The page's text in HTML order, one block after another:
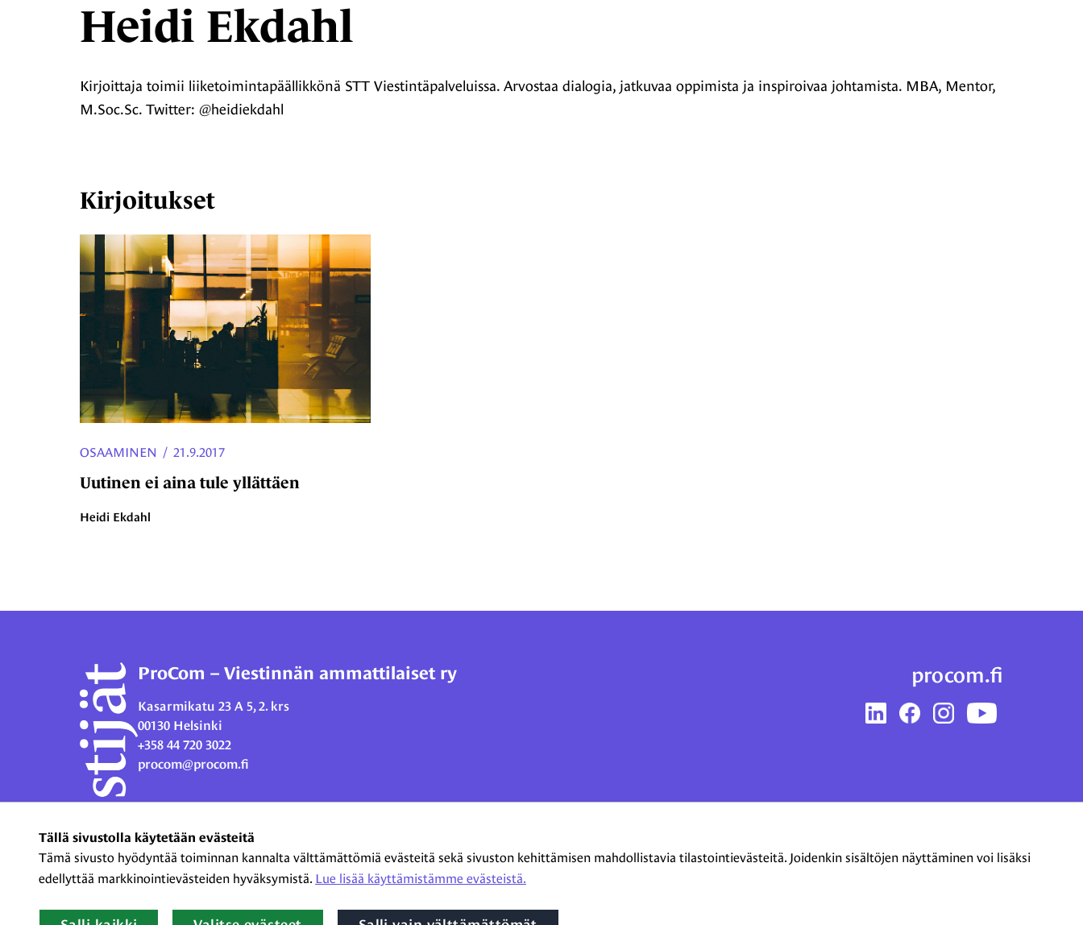
Tällä sivustolla käytetään evästeitä
Tämä sivusto hyödyntää toiminnan kannalta välttämättömiä evästeitä sekä sivuston kehittämisen mahdollistavia tilastointievästeitä. Joidenkin sisältöjen näyttäminen voi lisäksi
edellyttää markkinointievästeiden hyväksymistä. Lue lisää käyttämistämme evästeistä.​​​​​​
Heidi Ekdahl
Kirjoittaja toimii liiketoimintapäällikkönä STT Viestintäpalveluissa. Arvostaa dialogia, jatkuvaa oppimista ja inspiroivaa johtamista. MBA, Mentor,
M.Soc.Sc. Twitter: @heidiekdahl
Kirjoitukset
Uutinen ei aina tule yllättäen
OSAAMINEN / 21.9.2017
Heidi Ekdahl
ProCom – Viestinnän ammattilaiset ry
Kasarmikatu 23 A 5, 2. krs
00130 Helsinki
+358 44 720 3022
procom@procom.fi
procom.fi
LinkedInFacebookInstagramYouTube